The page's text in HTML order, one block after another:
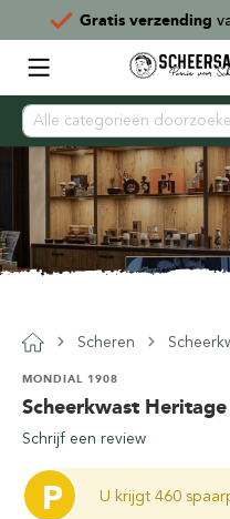
Gratis verzending
Scheren
Scheerkwast
MONDIAL 1908
Schrijf een review
P U krijgt 460